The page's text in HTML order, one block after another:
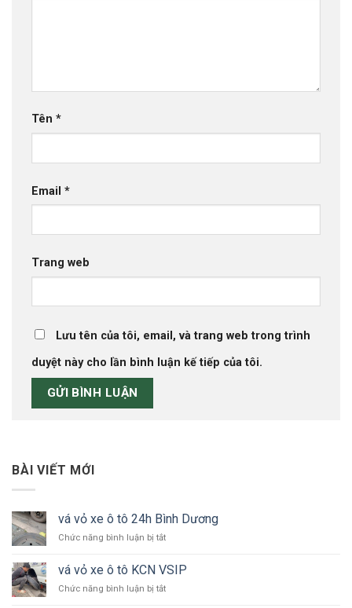
Tên *
Email *
Trang web
Lưu tên của tôi, email, và trang web trong trình
duyệt này cho lần bình luận kế tiếp của tôi.
BÀI VIẾT MỚI
vá vỏ xe ô tô 24h Bình Dương
Chức năng bình luận bị tắtở
vỏ
xe
ô
vá vỏ xe ô tô KCN VSIP
Chức năng bình luận bị tắtở